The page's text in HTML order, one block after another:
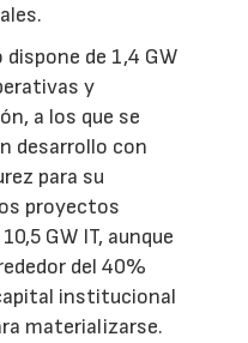
de 1,4 GW
y
a los que se
desarrollo con
para su
proyectos
GW IT, aunque
del 40%
institucional
materializarse.